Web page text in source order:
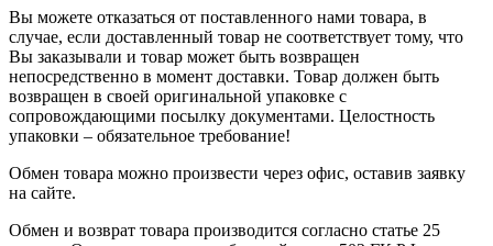
Вы можете отказаться от поставленного нами товара, в
случае, если доставленный товар не соответствует тому, что
Вы заказывали и товар может быть возвращен
непосредственно в момент доставки. Товар должен быть
возвращен в своей оригинальной упаковке с
сопровождающими посылку документами. Целостность
упаковки – обязательное требование!
Обмен товара можно произвести через офис, оставив заявку
на сайте.
Обмен и возврат товара производится согласно статье 25